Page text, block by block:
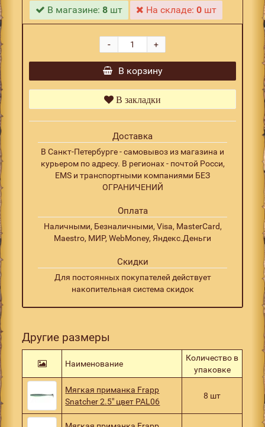
В магазине:8 шт На складе:0 шт
+
-
В корзину
В закладки
Доставка
В Санкт-Петербурге - самовывоз из магазина и
курьером по адресу. В регионах - почтой Росси,
EMS и транспортными компаниями БЕЗ
ОГРАНИЧЕНИЙ
Оплата
Наличными, Безналичными, Visa, MasterCard,
Maestro, МИР, WebMoney, Яндекс.Деньги
Скидки
Для постоянных покупателей действует
накопительная система скидок
Другие размеры
Наименование
Количество в
упаковке
Мягкая приманка Frapp
Snatcher 2.5" цвет PAL06
8 шт